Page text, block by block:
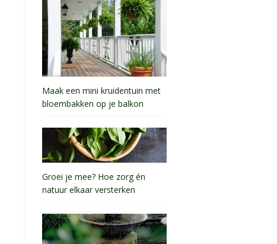
Maak een mini kruidentuin met
bloembakken op je balkon
Groei je mee? Hoe zorg én
natuur elkaar versterken